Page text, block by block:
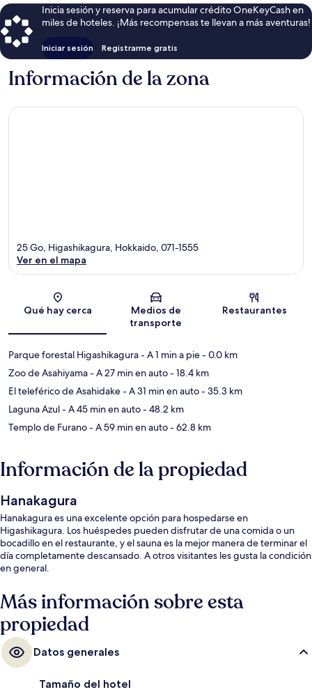
Inicia sesión y reserva para acumular crédito OneKeyCash en
miles de hoteles. ¡Más recompensas te llevan a más aventuras!
Iniciar sesión Registrarme gratis
Información de la zona
Sección del mapa
25 Go, Higashikagura, Hokkaido, 071-1555
Ver en el mapa
Qué hay cerca
Medios de
transporte
Restaurantes
Parque forestal Higashikagura- A 1 min a pie- 0.0 km
Zoo de Asahiyama- A 27 min en auto- 18.4 km
El teleférico de Asahidake- A 31 min en auto- 35.3 km
Laguna Azul- A 45 min en auto- 48.2 km
Templo de Furano- A 59 min en auto- 62.8 km
Información de la propiedad
Hanakagura
Hanakagura es una excelente opción para hospedarse en
Higashikagura. Los huéspedes pueden disfrutar de una comida o un
bocadillo en el restaurante, y el sauna es la mejor manera de terminar el
día completamente descansado. A otros visitantes les gusta la condición
en general.
Más información sobre esta
propiedad
Datos generales
Tamaño del hotel